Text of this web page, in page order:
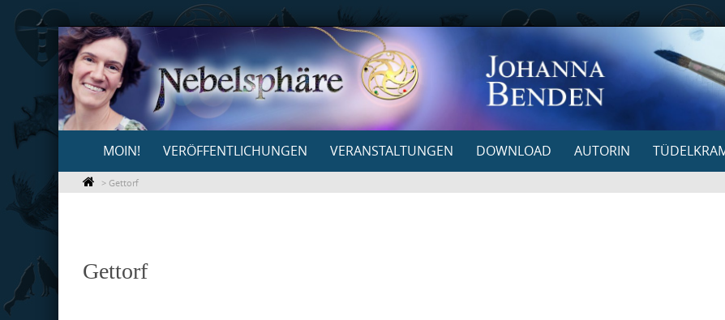
Skip
to
content
content
MOIN! VERÖFFENTLICHUNGEN VERANSTALTUNGEN DOWNLOAD AUTORIN
> Gettorf
Gettorf